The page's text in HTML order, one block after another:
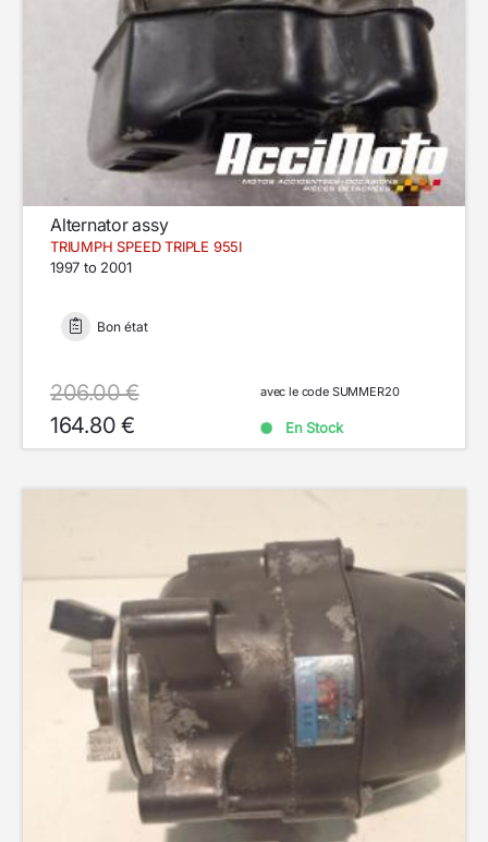
Alternator assy
TRIUMPH SPEED TRIPLE 955I
1997 to 2001
Bon état
206.00 €
164.80 €
avec le code SUMMER20
En Stock